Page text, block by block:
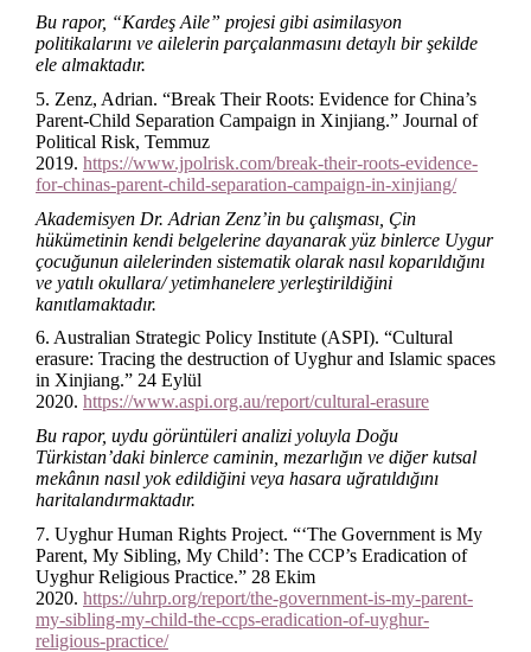
Bu rapor, “Kardeş Aile” projesi gibi asimilasyon
politikalarını ve ailelerin parçalanmasını detaylı bir şekilde
ele almaktadır.
5. Zenz, Adrian. “Break Their Roots: Evidence for China’s
Parent-Child Separation Campaign in Xinjiang.” Journal of
Political Risk, Temmuz
2019. https://www.jpolrisk.com/break-their-roots-evidence-
for-chinas-parent-child-separation-campaign-in-xinjiang/
Akademisyen Dr. Adrian Zenz’in bu çalışması, Çin
hükümetinin kendi belgelerine dayanarak yüz binlerce Uygur
çocuğunun ailelerinden sistematik olarak nasıl koparıldığını
ve yatılı okullara/ yetimhanelere yerleştirildiğini
kanıtlamaktadır.
6. Australian Strategic Policy Institute (ASPI). “Cultural
erasure: Tracing the destruction of Uyghur and Islamic spaces
in Xinjiang.” 24 Eylül
2020. https://www.aspi.org.au/report/cultural-erasure
Bu rapor, uydu görüntüleri analizi yoluyla Doğu
Türkistan’daki binlerce caminin, mezarlığın ve diğer kutsal
mekânın nasıl yok edildiğini veya hasara uğratıldığını
haritalandırmaktadır.
7. Uyghur Human Rights Project. “‘The Government is My
Parent, My Sibling, My Child’: The CCP’s Eradication of
Uyghur Religious Practice.” 28 Ekim
2020. https://uhrp.org/report/the-government-is-my-parent-
my-sibling-my-child-the-ccps-eradication-of-uyghur-
religious-practice/